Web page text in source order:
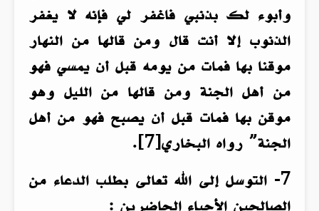
وأبوء لك بذنبي فاغفر لي فإنه لا يغفر
الذنوب إلا أنت قال ومن قالها من النهار
موقنا بها فمات من يومه قبل أن يمسي فهو
من أهل الجنة ومن قالها من الليل وهو
موقن بها فمات قبل أن يصبح فهو من أهل
الجنة” رواه البخاري[7].
7- التوسل إلى الله تعالى بطلب الدعاء من